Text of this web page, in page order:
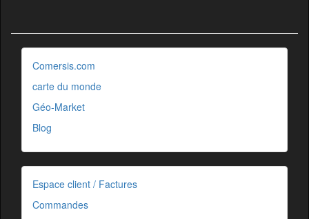
Comersis.com
carte du monde
Géo-Market
Blog
Espace client / Factures
Commandes